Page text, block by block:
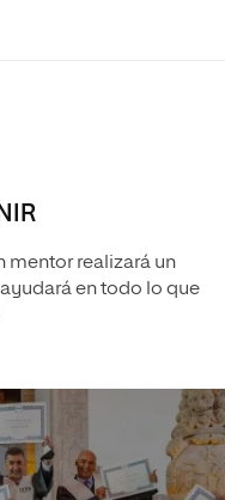
mentor realizará un
en todo lo que